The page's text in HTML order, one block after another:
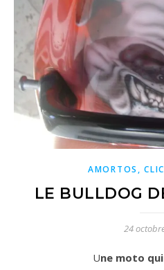
AMORTOS,
LE BULLDOG
24
Une moto